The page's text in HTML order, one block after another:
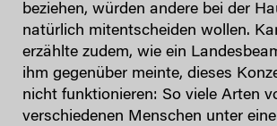
beziehen, würden andere bei der
natürlich mitentscheiden wollen.
erzählte zudem, wie ein
ihm gegenüber meinte, dieses
nicht funktionieren: So viele Arten
verschiedenen Menschen unter